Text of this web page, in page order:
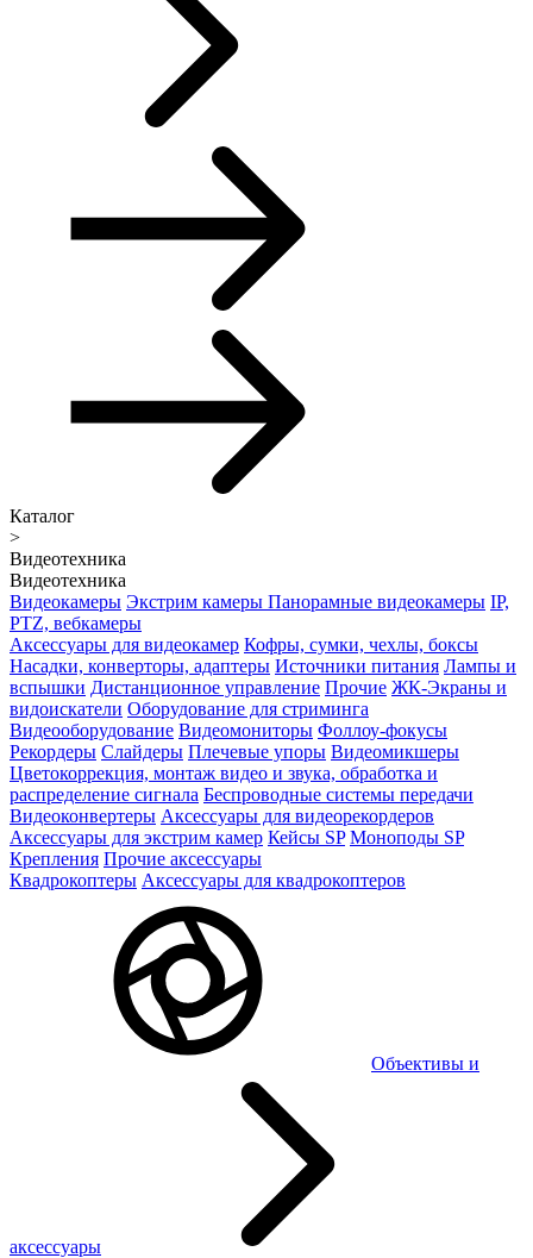
Каталог
>
Видеотехника
Видеотехника
Видеокамеры Экстрим камеры Панорамные видеокамеры IP,
PTZ, вебкамеры
Аксессуары для видеокамер Кофры, сумки, чехлы, боксы
Насадки, конверторы, адаптеры Источники питания Лампы и
вспышки Дистанционное управление Прочие ЖК-Экраны и
видоискатели Оборудование для стриминга
Видеооборудование Видеомониторы Фоллоу-фокусы
Рекордеры Слайдеры Плечевые упоры Видеомикшеры
Цветокоррекция, монтаж видео и звука, обработка и
распределение сигнала Беспроводные системы передачи
Видеоконвертеры Аксессуары для видеорекордеров
Аксессуары для экстрим камер Кейсы SP Моноподы SP
Крепления Прочие аксессуары
Квадрокоптеры Аксессуары для квадрокоптеров
Объективы и
аксессуары